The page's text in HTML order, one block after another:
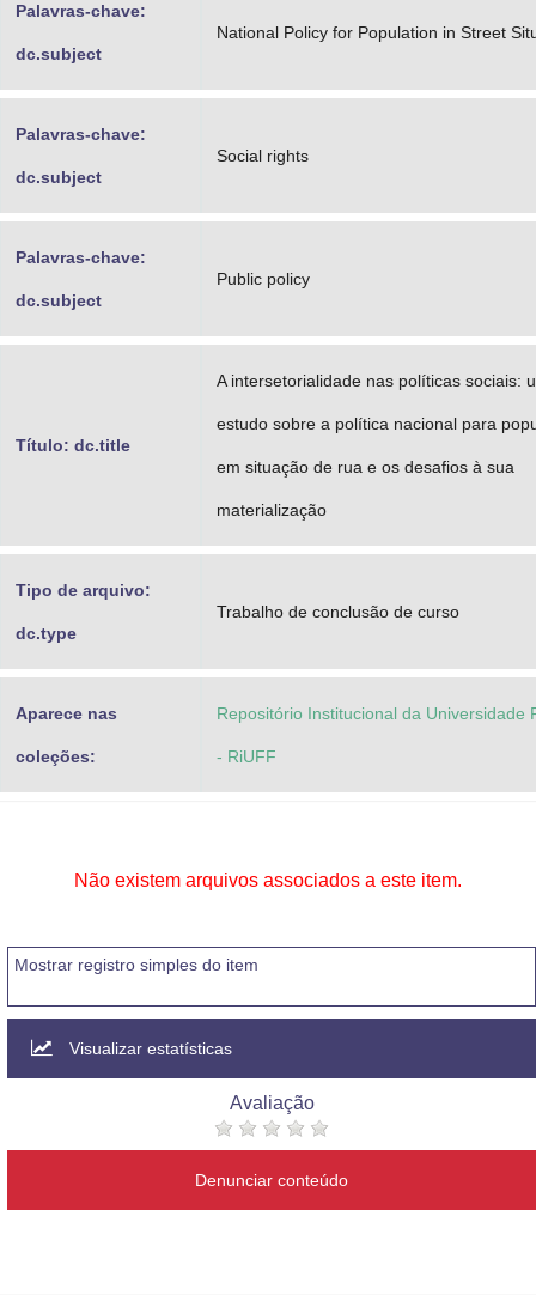
Palavras-chave:
dc.subject
National Policy for Population in Street
Palavras-chave:
dc.subject
Social rights
Palavras-chave:
dc.subject
Public policy
Título: dc.title
A intersetorialidade nas políticas sociais:
estudo sobre a política nacional para
em situação de rua e os desafios à sua
materialização
Tipo de arquivo:
dc.type
Trabalho de conclusão de curso
Aparece nas
coleções:
Repositório Institucional da Universidade
- RiUFF
Não existem arquivos associados a este item.
Mostrar registro simples do item
Visualizar estatísticas
Avaliação
Denunciar conteúdo